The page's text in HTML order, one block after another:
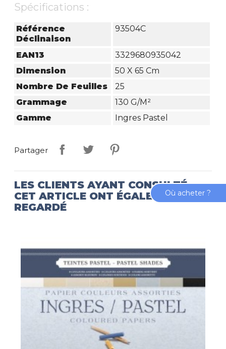
Spécifications :
Référence
Déclinaison
93504C
EAN13
3329680935042
Dimension
50 X 65 Cm
Nombre De Feuilles
25
Grammage
130 G/m²
Gamme
Ingres Pastel
Partager
LES CLIENTS AYANT CONSULTÉ
CET ARTICLE ONT ÉGALEMENT
REGARDÉ
Où acheter ?